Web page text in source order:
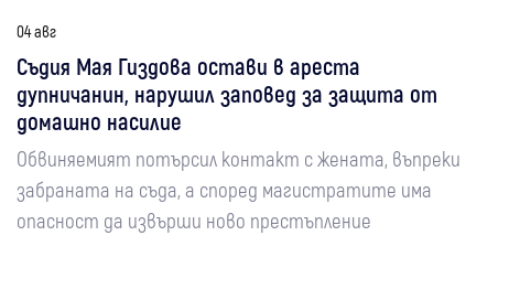
04 авг
Съдия Мая Гиздова остави в ареста
дупничанин, нарушил заповед за защита от
домашно насилие
Обвиняемият потърсил контакт с жената, въпреки
забраната на съда, а според магистратите има
опасност да извърши ново престъпление